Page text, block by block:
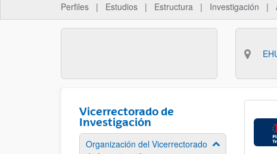
Perfiles Estudios Estructura Investigación
Vicerrectorado de
Investigación
Organización del Vicerrectorado
Mostrar/ocultar